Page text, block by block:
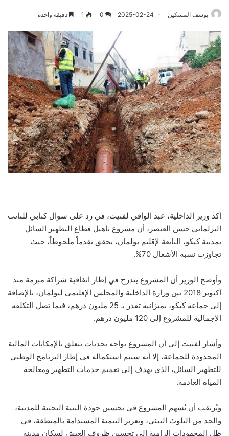
يوسف المسكين 2025-02-24
0
1 دقيقة واحدة
أكد وزير الداخلية، عبد الوافي لفتيت، في رد على سؤال كتابي للنائب
البرلماني حسن العنصر، أن مشروع تأهيل قطاع التطهير السائل
بمدينة كيڭو، التابعة لإقليم بولمان، يحقق تقدماً ملحوظاً، حيث
تجاوزت نسبة الأشغال 70%.
وأوضح الوزير أن المشروع يندرج في إطار اتفاقية شراكة مبرمة منذ
أكتوبر 2018 بين وزارة الداخلية والمجلس الإقليمي لبولمان، بالإضافة
إلى جماعة كيڭو، بميزانية تقدر بـ 25 مليون درهم، فيما تصل التكلفة
الإجمالية للمشروع إلى 120 مليون درهم.
وأشار لفتيت إلى أن المشروع يواجه تحديات تتعلق بالإمكانات المالية
المحدودة للجماعة، إلا أنه سيتم استكماله في إطار البرنامج الوطني
للتطهير السائل، الذي يهدف إلى تعميم خدمات التطهير ومعالجة
المياه العادمة.
ويُرتقب أن يُسهم المشروع في تحسين جودة البنية التحتية للمدينة،
والحد من التلوث البيئي، وتعزيز التنمية المستدامة بالمنطقة، في
ظل المجهودات الرامية إلى تحسين ظروف العيش لسكان مدينة